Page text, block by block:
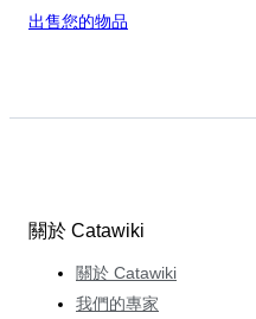
出售您的物品
關於 Catawiki
關於 Catawiki
我們的專家